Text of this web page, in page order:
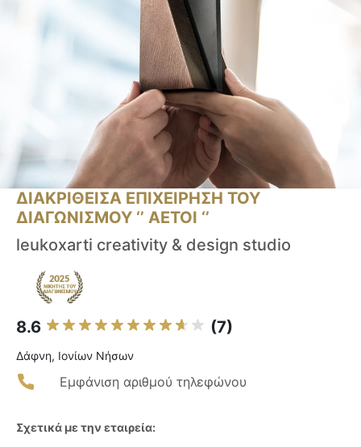
ΔΙΑΚΡΙΘΕΙΣΑ ΕΠΙΧΕΙΡΗΣΗ ΤΟΥ
ΔΙΑΓΩΝΙΣΜΟΥ ‘’ ΑΕΤΟΙ ‘’
leukoxarti creativity & design studio
8.6 (7)
Δάφνη, Ιονίων Νήσων
Εμφάνιση αριθμού τηλεφώνου
Σχετικά με την εταιρεία: